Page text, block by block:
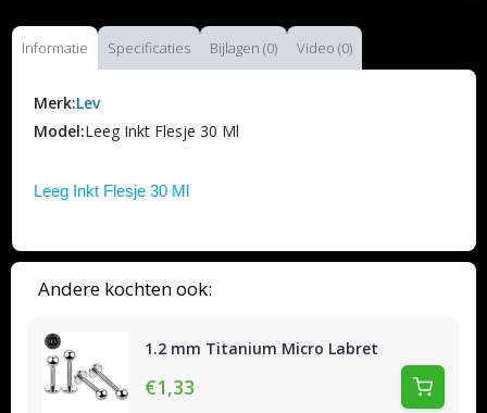
Andere kochten ook:
1.2 mm Titanium Micro Labret
€1,33
Informatie Specificaties Bijlagen (0) Video (0)
Merk:Lev
Model:Leeg Inkt Flesje 30 Ml
Leeg Inkt Flesje 30 Ml